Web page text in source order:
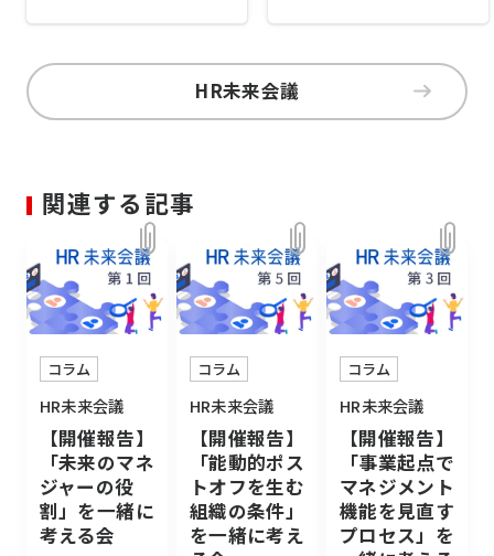
HR未来会議
関連する記事
コラム
HR未来会議
【開催報告】
「未来のマネ
ジャーの役
割」を一緒に
考える会
コラム
HR未来会議
【開催報告】
「能動的ポス
トオフを生む
組織の条件」
を一緒に考え
コラム
HR未来会議
【開催報告】
「事業起点で
マネジメント
機能を見直す
プロセス」を